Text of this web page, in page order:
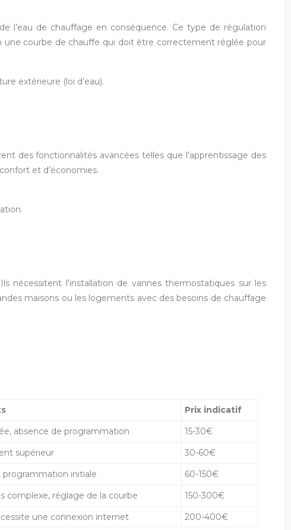
l’eau de chauffage en conséquence. Ce type de régulation
une courbe de chauffe qui doit être correctement réglée pour
extérieure (loi d’eau).
des fonctionnalités avancées telles que l’apprentissage des
et d’économies.
l’installation de vannes thermostatiques sur les
maisons ou les logements avec des besoins de chauffage
Prix indicatif
absence de programmation
15-30€
supérieur
30-60€
programmation initiale
60-150€
complexe, réglage de la courbe
150-300€
une connexion internet 200-400€